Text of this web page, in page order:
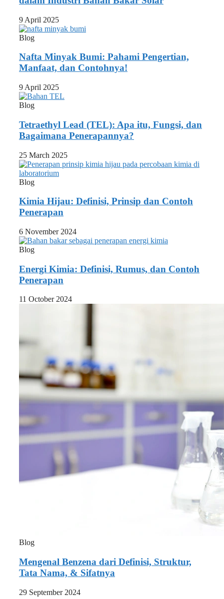
9 April 2025
Blog
Nafta Minyak Bumi: Pahami Pengertian,
Manfaat, dan Contohnya!
9 April 2025
Blog
Tetraethyl Lead (TEL): Apa itu, Fungsi, dan
Bagaimana Penerapannya?
25 March 2025
Blog
Kimia Hijau: Definisi, Prinsip dan Contoh
Penerapan
6 November 2024
Blog
Energi Kimia: Definisi, Rumus, dan Contoh
Penerapan
11 October 2024
Blog
Mengenal Benzena dari Definisi, Struktur,
Tata Nama, & Sifatnya
29 September 2024